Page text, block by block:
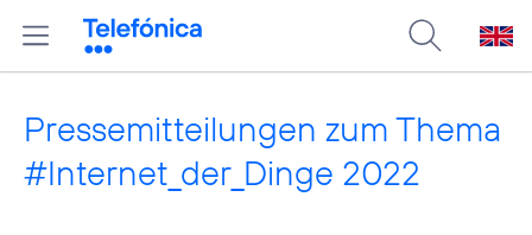
Pressemitteilungen zum Thema
#Internet_der_Dinge 2022